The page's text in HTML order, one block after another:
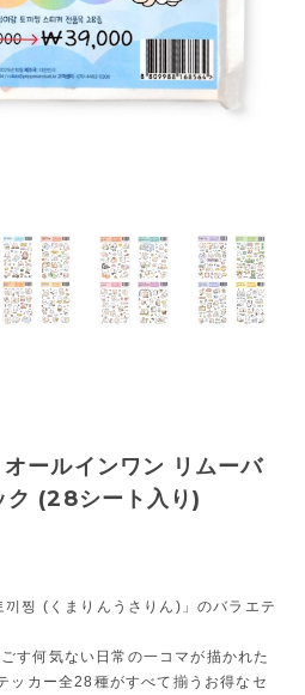
ールインワン リムーバ
ク (28シート入り)
찡 (くまりんうさりん)」のバラエテ
す何気ない日常の一コマが描かれた
ッカー全28種がすべて揃うお得なセ